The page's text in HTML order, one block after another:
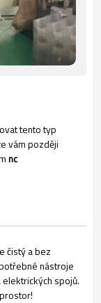
vám později
nc
čistý a bez
nástroje
elektrických spojů.